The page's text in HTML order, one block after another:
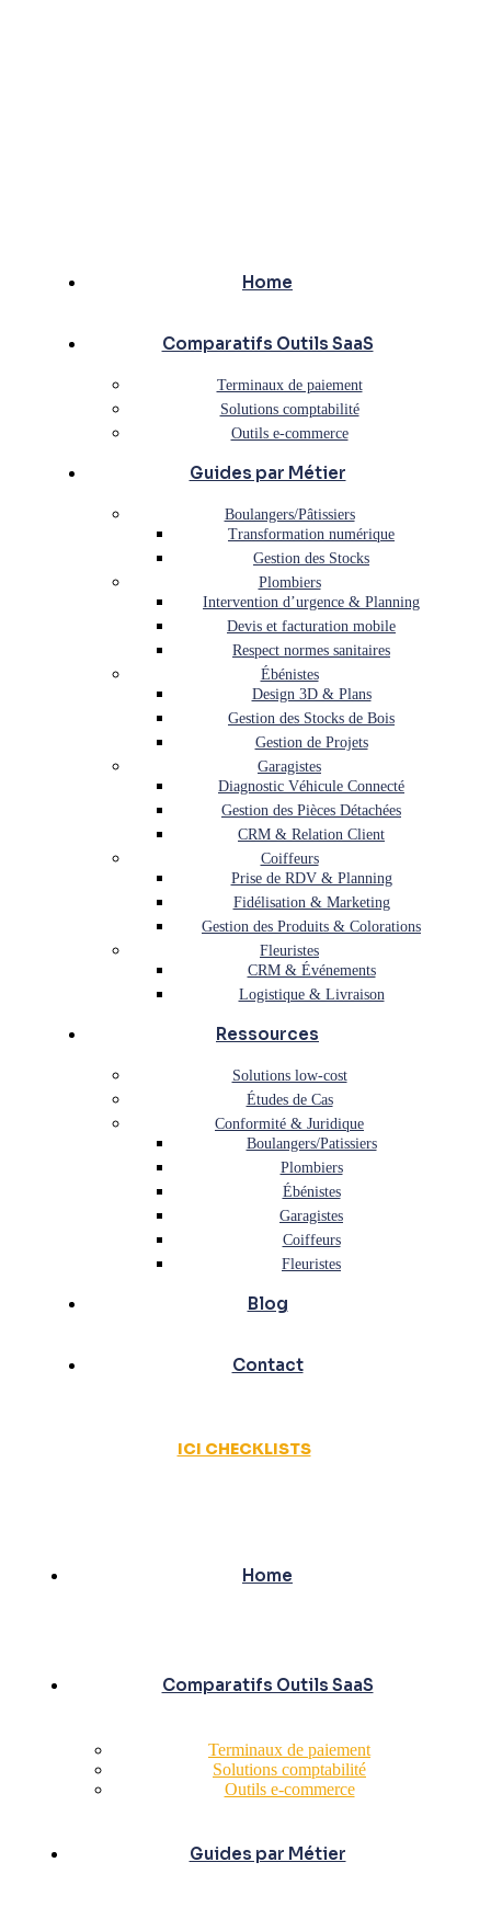
Home
Comparatifs Outils SaaS
Terminaux de paiement
Solutions comptabilité
Outils e-commerce
Guides par Métier
Boulangers/Pâtissiers
Transformation numérique
Gestion des Stocks
Plombiers
Intervention d’urgence & Planning
Devis et facturation mobile
Respect normes sanitaires
Ébénistes
Design 3D & Plans
Gestion des Stocks de Bois
Gestion de Projets
Garagistes
Diagnostic Véhicule Connecté
Gestion des Pièces Détachées
CRM & Relation Client
Coiffeurs
Prise de RDV & Planning
Fidélisation & Marketing
Gestion des Produits & Colorations
Fleuristes
CRM & Événements
Logistique & Livraison
Ressources
Solutions low-cost
Études de Cas
Conformité & Juridique
Boulangers/Patissiers
Plombiers
Ébénistes
Garagistes
Coiffeurs
Fleuristes
Blog
Contact
ICI CHECKLISTS
Home
Comparatifs Outils SaaS
Terminaux de paiement
Solutions comptabilité
Outils e-commerce
Guides par Métier